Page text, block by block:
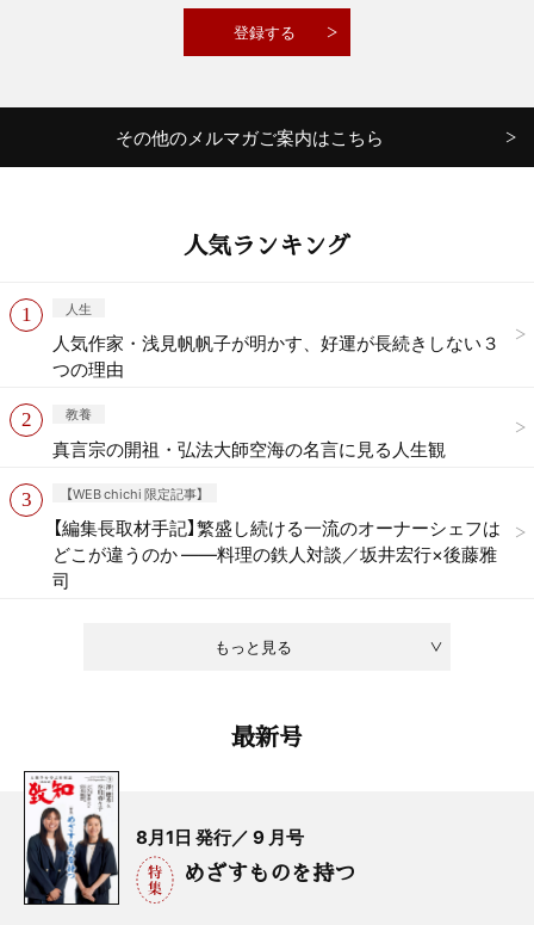
その他のメルマガご案内はこちら
人気ランキング
もっと見る
人生
人気作家・浅見帆帆子が明かす、好運が長続きしない３
つの理由
教養
真言宗の開祖・弘法大師空海の名言に見る人生観
【WEB chichi 限定記事】
【編集長取材手記】繁盛し続ける一流のオーナーシェフは
どこが違うのか ——料理の鉄人対談／坂井宏行×後藤雅
司
最新号
8月1日 発行／ 9 月号
めざすものを持つ